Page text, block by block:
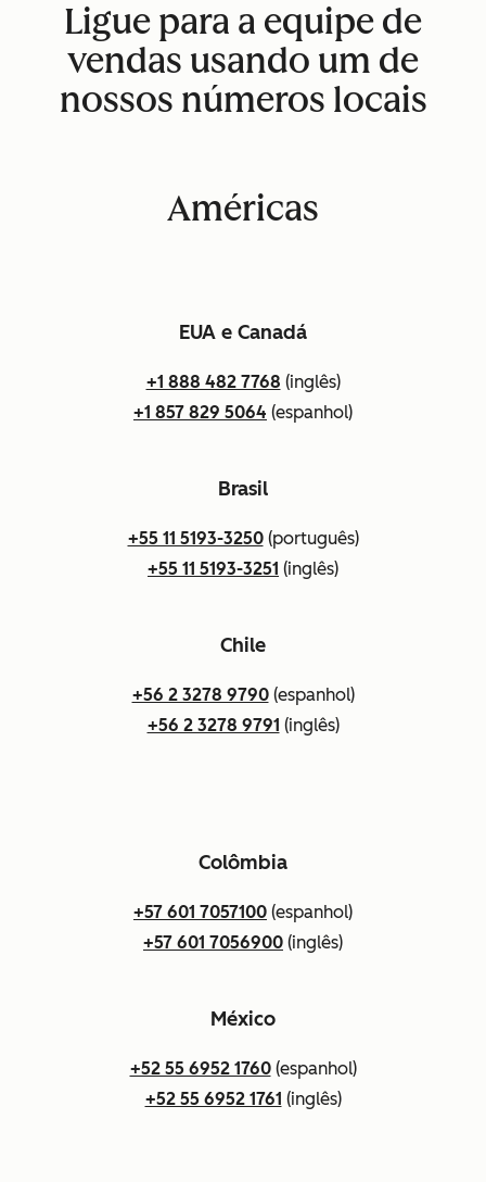
Ligue para a equipe de
vendas usando um de
nossos números locais
Américas
EUA e Canadá
+1 888 482 7768 (inglês)
+1 857 829 5064 (espanhol)
Brasil
+55 11 5193-3250(português)
+55 11 5193-3251 (inglês)
Chile
+56 2 3278 9790(espanhol)
+56 2 3278 9791 (inglês)
Colômbia
+57 601 7057100 (espanhol)
+57 601 7056900 (inglês)
México
+52 55 6952 1760(espanhol)
+52 55 6952 1761 (inglês)